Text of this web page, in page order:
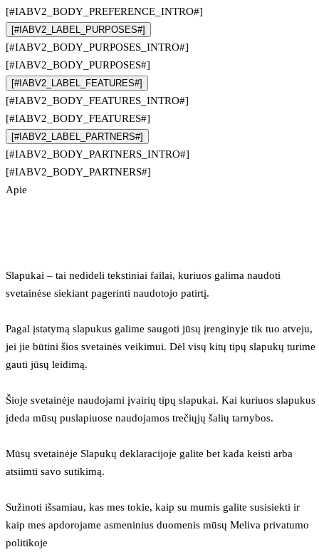
[#IABV2_BODY_PREFERENCE_INTRO#]
[#IABV2_LABEL_PURPOSES#]
[#IABV2_BODY_PURPOSES_INTRO#]
[#IABV2_BODY_PURPOSES#]
[#IABV2_LABEL_FEATURES#]
[#IABV2_BODY_FEATURES_INTRO#]
[#IABV2_BODY_FEATURES#]
[#IABV2_LABEL_PARTNERS#]
[#IABV2_BODY_PARTNERS_INTRO#]
[#IABV2_BODY_PARTNERS#]
Apie
Slapukai – tai nedideli tekstiniai failai, kuriuos galima naudoti
svetainėse siekiant pagerinti naudotojo patirtį.
Pagal įstatymą slapukus galime saugoti jūsų įrenginyje tik tuo atveju,
jei jie būtini šios svetainės veikimui. Dėl visų kitų tipų slapukų turime
gauti jūsų leidimą.
Šioje svetainėje naudojami įvairių tipų slapukai. Kai kuriuos slapukus
įdeda mūsų puslapiuose naudojamos trečiųjų šalių tarnybos.
Mūsų svetainėje Slapukų deklaracijoje galite bet kada keisti arba
atsiimti savo sutikimą.
Sužinoti išsamiau, kas mes tokie, kaip su mumis galite susisiekti ir
kaip mes apdorojame asmeninius duomenis mūsų Meliva privatumo
politikoje